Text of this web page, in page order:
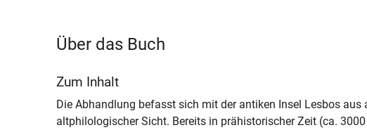
Über das Buch
Zum Inhalt
Die Abhandlung befasst sich mit der antiken Insel Lesbos
altphilologischer Sicht. Bereits in prähistorischer Zeit (ca.